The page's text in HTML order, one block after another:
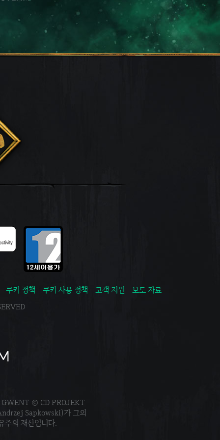
쿠키 정책 쿠키 사용 정책 고객 지원
보도 자료
© CD PROJEKT
Sapkowski)가 그의
주의 재산입니다.